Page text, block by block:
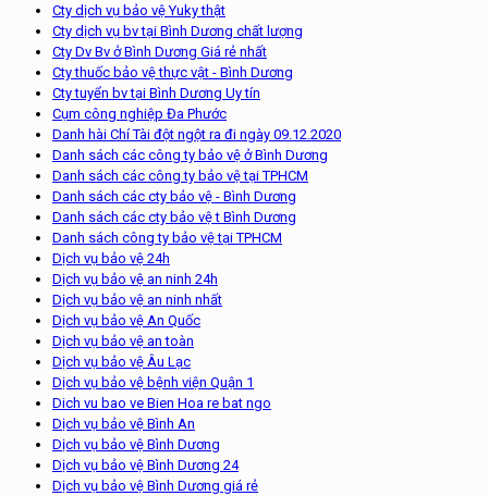
Cty dịch vụ bảo vệ Yuky thật
Cty dịch vụ bv tại Bình Dương chất lượng
Cty Dv Bv ở Bình Dương Giá rẻ nhất
Cty thuốc bảo vệ thực vật - Bình Dương
Cty tuyển bv tại Bình Dương Uy tín
Cụm công nghiệp Đa Phước
Danh hài Chí Tài đột ngột ra đi ngày 09.12.2020
Danh sách các công ty bảo vệ ở Bình Dương
Danh sách các công ty bảo vệ tại TPHCM
Danh sách các cty bảo vệ - Bình Dương
Danh sách các cty bảo vệ t Bình Dương
Danh sách công ty bảo vệ tại TPHCM
Dịch vụ bảo vệ 24h
Dịch vụ bảo vệ an ninh 24h
Dịch vụ bảo vệ an ninh nhất
Dịch vụ bảo vệ An Quốc
Dịch vụ bảo vệ an toàn
Dịch vụ bảo vệ Âu Lạc
Dịch vụ bảo vệ bệnh viện Quận 1
Dich vu bao ve Bien Hoa re bat ngo
Dịch vụ bảo vệ Bình An
Dịch vụ bảo vệ Bình Dương
Dịch vụ bảo vệ Bình Dương 24
Dịch vụ bảo vệ Bình Dương giá rẻ